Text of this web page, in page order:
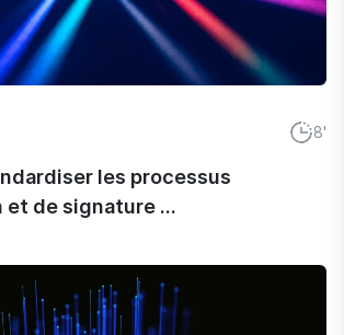
8'
les processus
et de signature ...